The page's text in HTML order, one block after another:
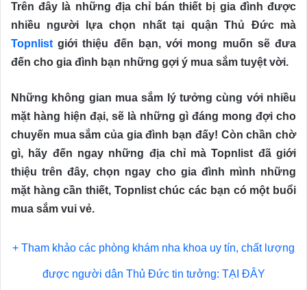
Trên đây là những địa chỉ bán thiết bị gia đình được
nhiều người lựa chọn nhất tại quận Thủ Đức mà
Topnlistgiới thiệu đến bạn, với mong muốn sẽ đưa
đến cho gia đình bạn những gợi ý mua sắm tuyệt vời.
Những không gian mua sắm lý tưởng cùng với nhiều
mặt hàng hiện đại, sẽ là những gì đáng mong đợi cho
chuyến mua sắm của gia đình bạn đấy! Còn chần chờ
gì, hãy đến ngay những địa chỉ mà Topnlist đã giới
thiệu trên đây, chọn ngay cho gia đình mình những
mặt hàng cần thiết, Topnlist chúc các bạn có một buổi
mua sắm vui vẻ.
+ Tham khảo các phòng khám nha khoa uy tín, chất lượng
được người dân Thủ Đức tin tưởng: TẠI ĐÂY